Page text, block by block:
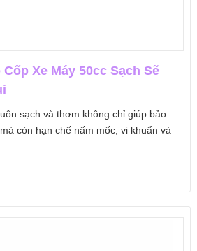
Xe Máy 50cc Sạch Sẽ
sạch và thơm không chỉ giúp bảo
còn hạn chế nấm mốc, vi khuẩn và